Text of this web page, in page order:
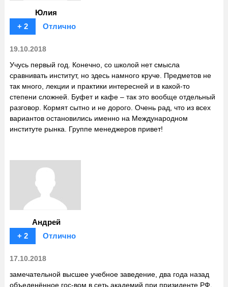
Юлия
+ 2
Отлично
19.10.2018
Учусь первый год. Конечно, со школой нет смысла
сравнивать институт, но здесь намного круче. Предметов не
так много, лекции и практики интересней и в какой-то
степени сложней. Буфет и кафе – так это вообще отдельный
разговор. Кормят сытно и не дорого. Очень рад, что из всех
вариантов остановились именно на Международном
институте рынка. Группе менеджеров привет!
Андрей
+ 2
Отлично
17.10.2018
замечательной высшее учебное заведение, два года назад
объеденённое гос-вом в сеть академий при призиденте РФ.